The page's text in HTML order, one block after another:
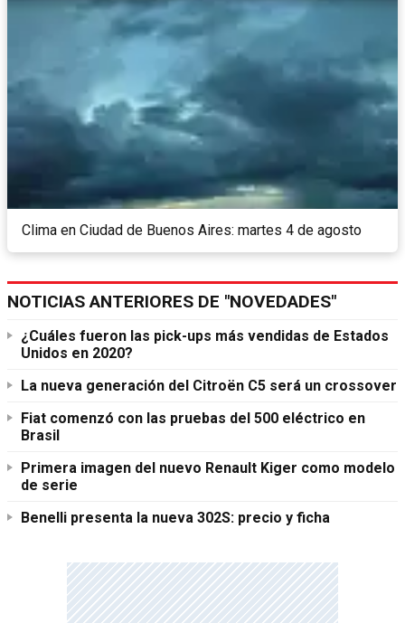
Clima en Ciudad de Buenos Aires: martes 4 de agosto
NOTICIAS ANTERIORES DE "NOVEDADES"
¿Cuáles fueron las pick-ups más vendidas de Estados
Unidos en 2020?
La nueva generación del Citroën C5 será un crossover
Fiat comenzó con las pruebas del 500 eléctrico en
Brasil
Primera imagen del nuevo Renault Kiger como modelo
de serie
Benelli presenta la nueva 302S: precio y ficha